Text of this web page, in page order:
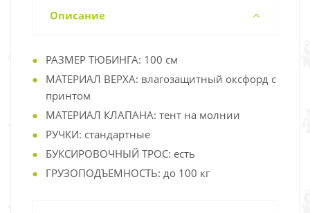
Описание
РАЗМЕР ТЮБИНГА: 100 см
МАТЕРИАЛ ВЕРХА: влагозащитный оксфорд с
принтом
МАТЕРИАЛ КЛАПАНА: тент на молнии
РУЧКИ: стандартные
БУКСИРОВОЧНЫЙ ТРОС: есть
ГРУЗОПОДЪЕМНОСТЬ: до 100 кг